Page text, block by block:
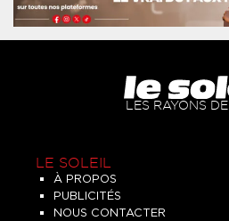
LES RAYONS
LE SOLEIL
À PROPOS
PUBLICITÉS
NOUS CONTACTER